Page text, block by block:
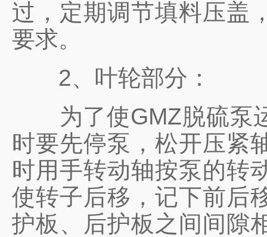
过，定期调节填料压盖
要求。
2、叶轮部分：
为了使GMZ脱硫泵运
时要先停泵，松开压紧
时用手转动轴按泵的转
使转子后移，记下前后
护板、后护板之间间隙